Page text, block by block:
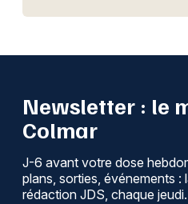
Newsletter : le
Colmar
J-6 avant votre dose
plans, sorties, événements :
rédaction JDS, chaque jeudi.